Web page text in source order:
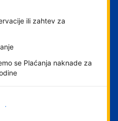
ili zahtev za
se Plaćanja naknade za